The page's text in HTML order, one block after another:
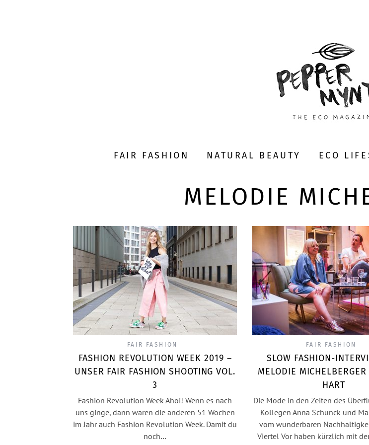
FAIR FASHION NATURAL BEAUTY ECO
MELODIE
FAIR FASHION
FASHION REVOLUTION WEEK 2019 –
UNSER FAIR FASHION SHOOTING VOL.
3
Fashion Revolution Week Ahoi! Wenn es nach
uns ginge, dann wären die anderen 51 Wochen
im Jahr auch Fashion Revolution Week. Damit du
noch…
FAIR FASHION
SLOW FASHION-
MELODIE
HART
Die Mode in den Zeiten des
Kollegen Anna Schunck und
vom wunderbaren
Viertel Vor haben kürzlich mit